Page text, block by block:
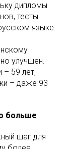
дипломы
тесты
языке.
улучшен.
– 59 лет,
– даже 93
больше
шаг для